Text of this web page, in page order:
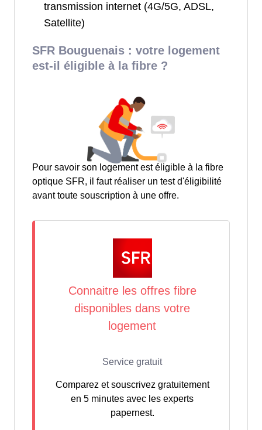
transmission internet (4G/5G, ADSL,
Satellite)
SFR Bouguenais : votre logement
est-il éligible à la fibre ?
Pour savoir son logement est éligible à la fibre
optique SFR, il faut réaliser un test d'éligibilité
avant toute souscription à une offre.
Comparez et souscrivez gratuitement
en 5 minutes avec les experts
papernest.